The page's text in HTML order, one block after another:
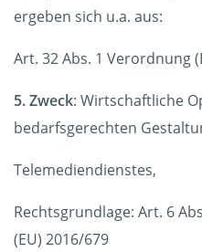
ergeben sich u.a. aus:
Art. 32 Abs. 1 Verordnung
5. Zweck: Wirtschaftliche
bedarfsgerechten
Telemediendienstes,
Rechtsgrundlage: Art. 6
(EU) 2016/679